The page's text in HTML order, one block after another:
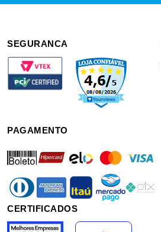
SEGURANCA
PAGAMENTO
boleto mastercard
diners american itau mercadopago
CERTIFICADOS